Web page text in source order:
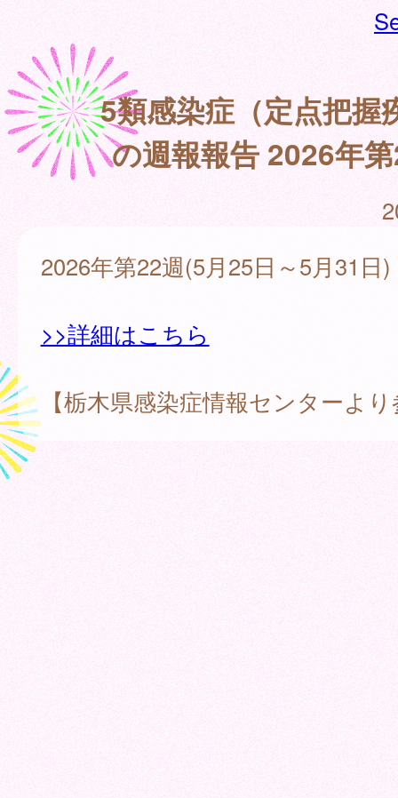
5類感染症（定点把握
の週報報告 2026年
2026年第22週(5月25日～5月31日)
>>詳細はこちら
【栃木県感染症情報センターよ